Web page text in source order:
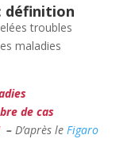
définition
troubles
maladies
de cas
– D’après le Figaro